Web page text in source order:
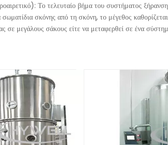
Το τελευταίο βήμα του συστήματος
σωματίδια σκόνης από τη σκόνη, το μέγεθος
σε μεγάλους σάκους είτε να μεταφερθεί σε ένα